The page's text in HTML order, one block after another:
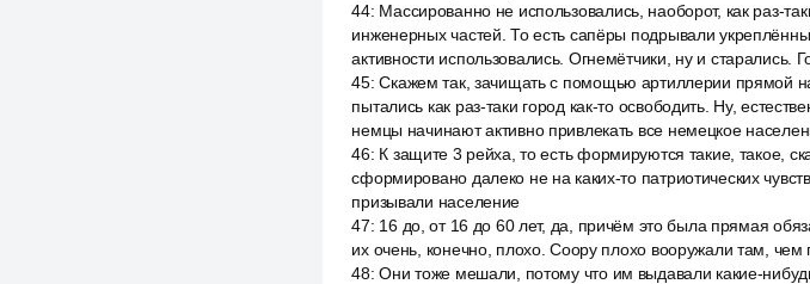
44: Массированно не использовались, наоборот, как раз-
инженерных частей. То есть сапёры подрывали
активности использовались. Огнемётчики, ну и старались.
45:Скажем так, зачищать с помощью артиллерии прямой
пытались как раз-таки город как-то освободить. Ну,
немцы начинают активно привлекать все немецкое
46: К защите 3 рейха, то есть формируются такие, такое,
сформировано далеко не на каких-то патриотических
призывали население
47: 16 до, от 16 до 60 лет, да, причём это была прямая
их очень, конечно, плохо. Соору плохо вооружали там,
48:Они тоже мешали, потому что им выдавали какие-